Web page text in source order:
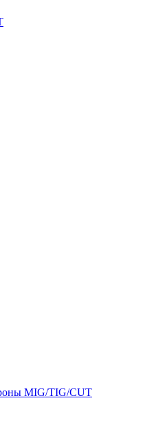
MIG/TIG/CUT